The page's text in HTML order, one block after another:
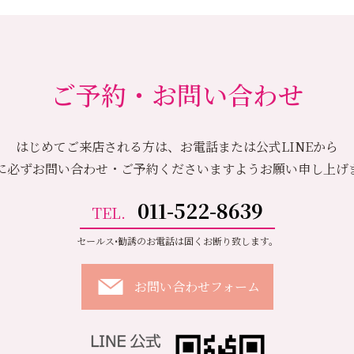
ご予約・お問い合わせ
はじめてご来店される方は、お電話または公式LINEから
必ずお問い合わせ・ご予約くださいますようお願い申し上げ
TEL. 011-522-8639
セールス•勧誘のお電話は固くお断り致します。
お問い合わせフォーム